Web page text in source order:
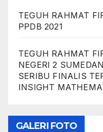
TEGUH RAHMAT
PPDB 2021
TEGUH RAHMAT
NEGERI 2
SERIBU FINALIS
INSIGHT
GALERI FOTO